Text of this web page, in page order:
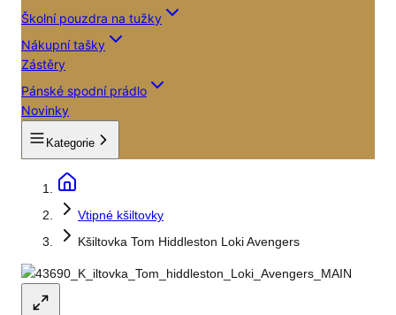
Školní pouzdra na tužky
Nákupní tašky
Zástěry
Pánské spodní prádlo
Novinky
Kategorie
Vtipné kšiltovky
Kšiltovka Tom Hiddleston Loki Avengers